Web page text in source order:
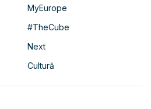
MyEurope
#TheCube
Next
Cultură